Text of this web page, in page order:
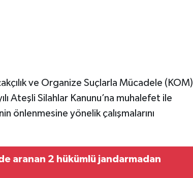
ve Organize Suçlarla Mücadele (KOM)
Ateşli Silahlar Kanunu’na muhalefet ile
önlenmesine yönelik çalışmalarını
aranan 2 hükümlü jandarmadan